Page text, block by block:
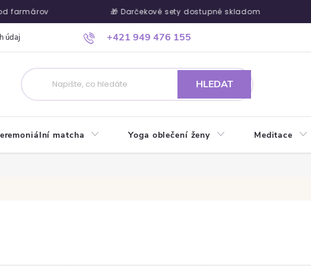
farmárov 🎁 Darčekové sety dostupné skladom
+421 949 476 155
údajů Ako nakupovať Kontakty Blog
HLEDAT
matcha Yoga oblečení ženy Meditace